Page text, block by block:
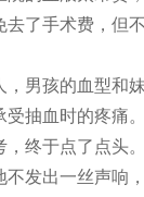
去了手术费，但
男孩的血型和
受抽血时的疼痛
终于点了点头。
发出一丝声响